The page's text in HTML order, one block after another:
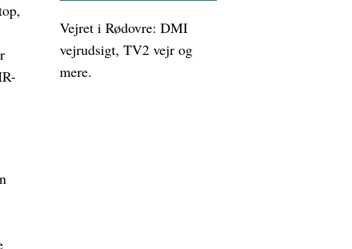
Vejret i Rødovre: DMI
vejrudsigt, TV2 vejr og
mere.